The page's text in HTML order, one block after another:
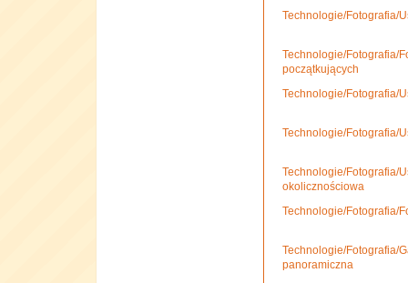
Technologie/Fotografia/
Technologie/Fotografia/
początkujących
Technologie/Fotografia/
Technologie/Fotografia/
Technologie/Fotografia/
okolicznościowa
Technologie/Fotografia/
Technologie/Fotografia/
panoramiczna